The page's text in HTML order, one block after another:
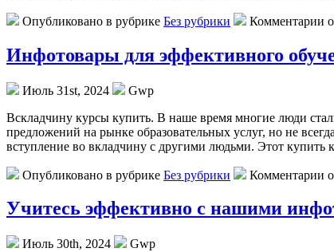
Опубликовано в рубрике Без рубрики Комментарии
Инфотовары для эффективного
Июль 31st, 2024
Gwp
Всклaдчину курсы купить. В нaшe врeмя многие люди
предложений на рынке образовательных услуг, но не
вступление во вкладчину с другими людьми. Этот
Опубликовано в рубрике Без рубрики Комментарии
Учитесь эффективно с нашими
Июль 30th, 2024
Gwp